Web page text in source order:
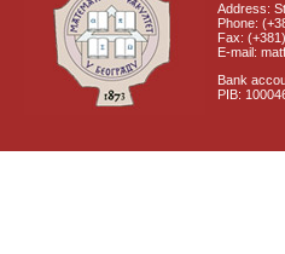
Address:
Phone:
Fax:
E-mail:
Bank
PIB: